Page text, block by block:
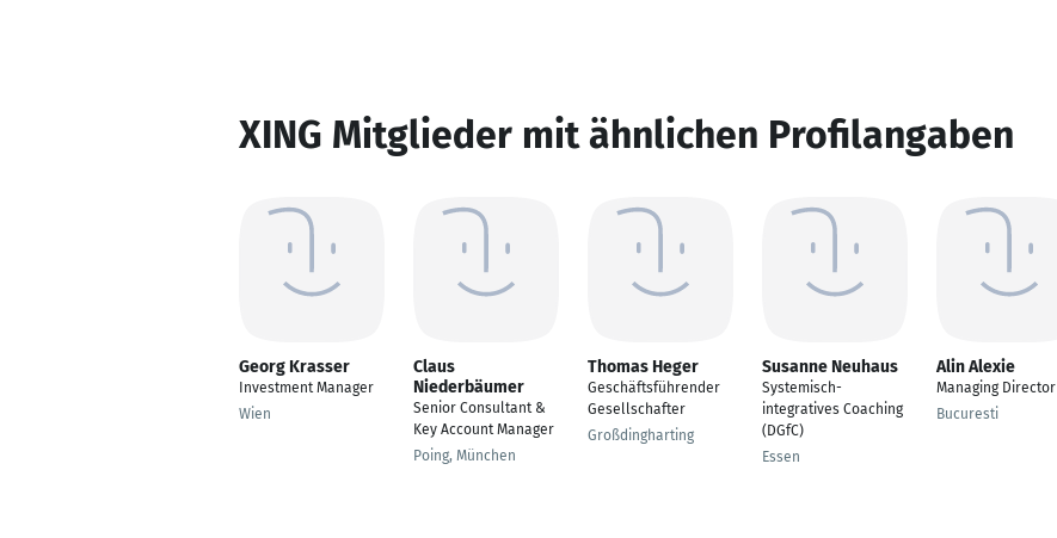
XING Mitglieder mit ähnlichen Profilangaben
Georg Krasser
Investment Manager
Wien
Claus
Niederbäumer
Senior Consultant &
Key Account Manager
Poing, München
Thomas Heger
Geschäftsführender
Gesellschafter
Großdingharting
Susanne Neuhaus
Systemisch-
integratives Coaching
(DGfC)
Essen
Alin Alexie
Managing Director
Bucuresti